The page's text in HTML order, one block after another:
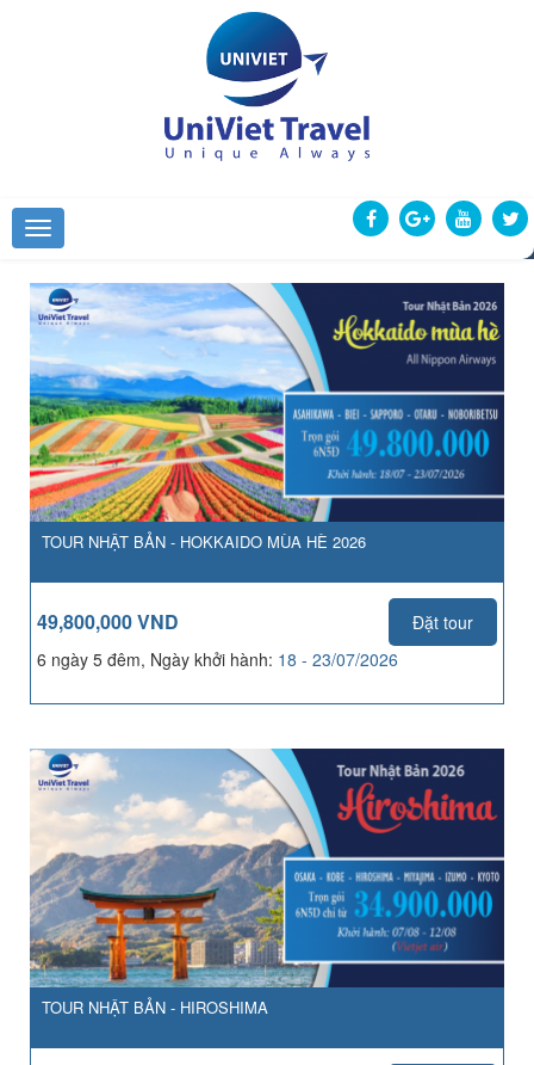
TOUR NHẬT BẢN - HOKKAIDO MÙA HÈ 2026
49,800,000 VND
Đặt tour
6 ngày 5 đêm, Ngày khởi hành: 18 - 23/07/2026
TOUR NHẬT BẢN - HIROSHIMA